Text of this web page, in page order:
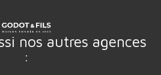
nos autres agences
: